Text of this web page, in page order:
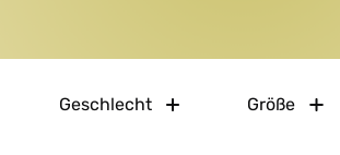
Geschlecht Größe